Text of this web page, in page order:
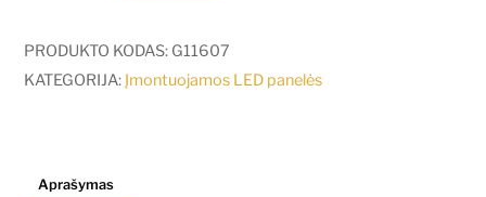
LED
KEIČIAMO
PRODUKTO KODAS: G11607
KATEGORIJA: Įmontuojamos LED panelės
Aprašymas